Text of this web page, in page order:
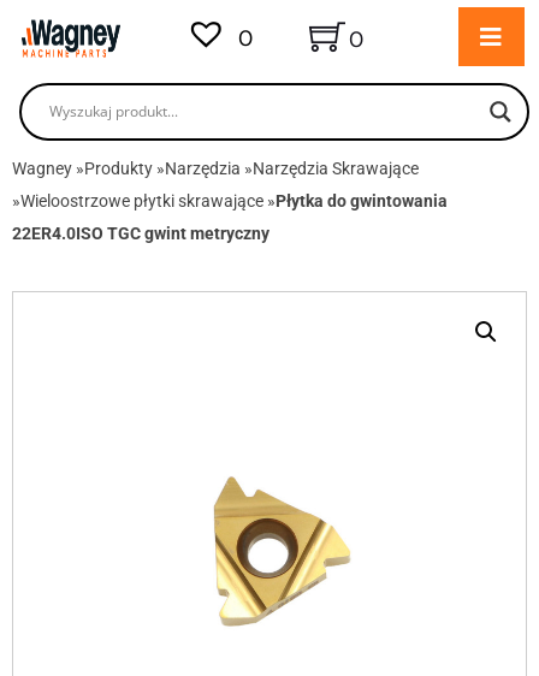
0 0
Wagney »Produkty »Narzędzia »Narzędzia Skrawające
»Wieloostrzowe płytki skrawające »Płytka do gwintowania
22ER4.0ISO TGC gwint metryczny